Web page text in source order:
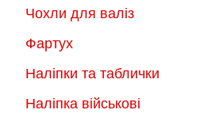
Чохли для валіз
Фартух
Наліпки та таблички
Наліпка військові